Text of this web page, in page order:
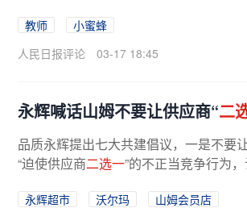
教师
小蜜蜂
人民日报评论
03-17 18:45
永辉喊话山姆不要让供应商“二
品质永辉提出七大共建倡议，一是不要
“迫使供应商二选一”的不正当竞争行为
永辉超市 沃尔玛
山姆会员店